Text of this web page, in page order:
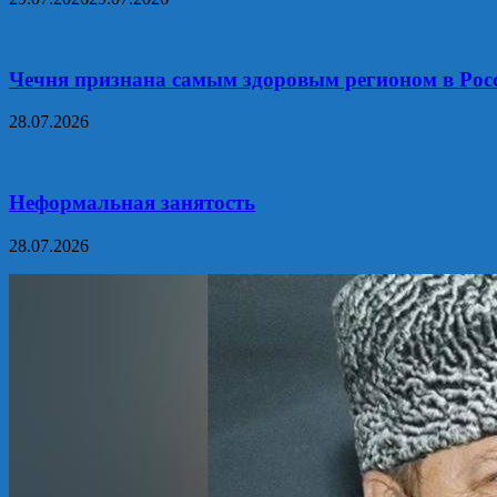
Чечня признана самым здоровым регионом в
28.07.2026
Неформальная занятость
28.07.2026